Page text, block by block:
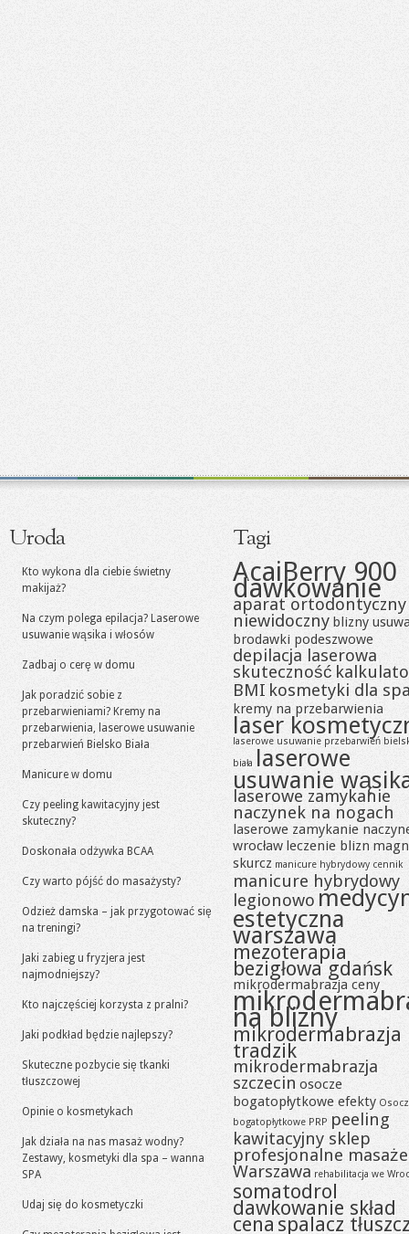
Uroda
Kto wykona dla ciebie świetny
makijaż?
Na czym polega epilacja? Laserowe
usuwanie wąsika i włosów
Zadbaj o cerę w domu
Jak poradzić sobie z
przebarwieniami? Kremy na
przebarwienia, laserowe usuwanie
przebarwień Bielsko Biała
Manicure w domu
Czy peeling kawitacyjny jest
skuteczny?
Doskonała odżywka BCAA
Czy warto pójść do masażysty?
Odzież damska – jak przygotować się
na treningi?
Jaki zabieg u fryzjera jest
najmodniejszy?
Kto najczęściej korzysta z pralni?
Jaki podkład będzie najlepszy?
Skuteczne pozbycie się tkanki
tłuszczowej
Opinie o kosmetykach
Jak działa na nas masaż wodny?
Zestawy, kosmetyki dla spa – wanna
SPA
Udaj się do kosmetyczki
Tagi
AcaiBerry 900
dawkowanie
aparat ortodontyczny
niewidoczny blizny
brodawki podeszwowe
depilacja laserowa
skuteczność
BMI kosmetyki dla
kremy na przebarwienia
laser
laserowe usuwanie przebarwień
biała laserowe
usuwanie
laserowe zamykanie
naczynek na nogach
laserowe zamykanie
wrocław leczenie blizn
skurcz manicure hybrydowy cennik
manicure hybrydowy
legionowo
estetyczna
warszawa
mezoterapia
bezigłowa gdańsk
mikrodermabrazja ceny
na blizny
mikrodermabrazja
tradzik
mikrodermabrazja
szczecin osocze
bogatopłytkowe efekty
bogatopłytkowe PRP peeling
kawitacyjny sklep
profesjonalne masaże
Warszawa rehabilitacja we
somatodrol
dawkowanie skład
cena spalacz